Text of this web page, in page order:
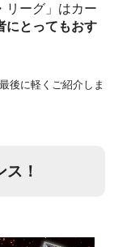
リーグ」はカー
にとってもおす
後に軽くご紹介しま
！